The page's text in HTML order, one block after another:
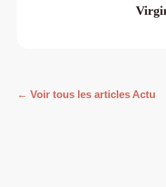
← Voir tous les articles Actu